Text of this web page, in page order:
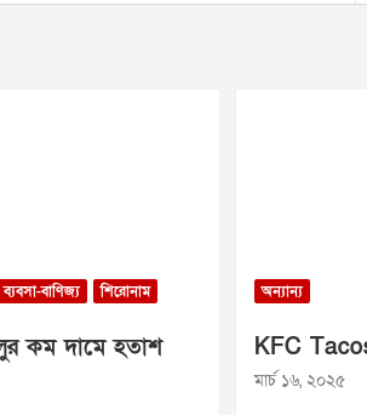
ব্যবসা-বাণিজ্য শিরোনাম
কম দামে হতাশ
অন্যান্য
KFC
মার্চ ১৬, ২০২৫